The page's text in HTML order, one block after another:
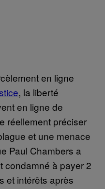
en ligne
, la liberté
en ligne de
réellement préciser
et une menace
Paul Chambers a
condamné à payer 2
et intérêts après